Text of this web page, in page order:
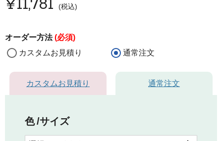
¥11,781 税込
オーダー方法(必須)
カスタムお見積り
通常注文
カスタムお見積り 通常注文
色 サイズ